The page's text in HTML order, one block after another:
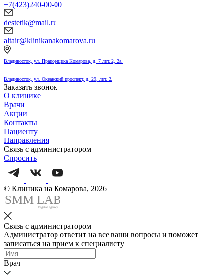
+7(423)240-00-00
destetik@mail.ru
altair@klinikanakomarova.ru
Владивосток, ул. Прапорщика Комарова, д. 7 лит. 2, 2а.
Владивосток, ул. Океанский проспект, д. 29, лит. 2.
Заказать звонок
О клинике
Врачи
Акции
Контакты
Пациенту
Направления
Связь с администратором
Спросить
© Клиника на Комарова, 2026
SMM LAB
Digital agency
Связь с администратором
Администратор ответит на все ваши вопросы и поможет
записаться на прием к специалисту
Врач